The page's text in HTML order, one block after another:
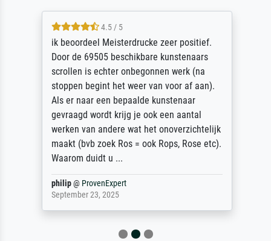
4.5 / 5
ik beoordeel Meisterdrucke zeer positief.
Door de 69505 beschikbare kunstenaars
scrollen is echter onbegonnen werk (na
stoppen begint het weer van voor af aan).
Als er naar een bepaalde kunstenaar
gevraagd wordt krijg je ook een aantal
werken van andere wat het onoverzichtelijk
maakt (bvb zoek Ros = ook Rops, Rose etc).
Waarom duidt u ...
philip@ ProvenExpert
September 23, 2025